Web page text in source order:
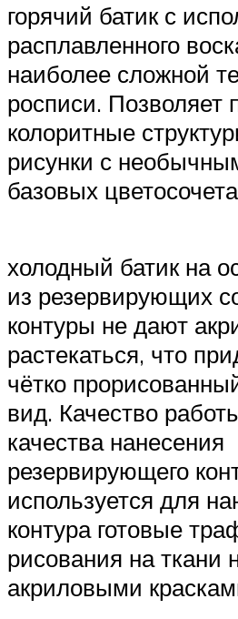
горячий батик с
расплавленного
наиболее сложной
росписи. Позволяет
колоритные
рисунки с
базовых
холодный батик на
из резервирующих
контуры не дают
растекаться, что
чётко
вид. Качество
качества нанесения
резервирующего
используется для
контура готовые
рисования на
акриловыми